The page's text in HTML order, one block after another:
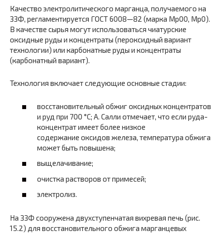
Качество электролитического марганца, получаемого на
ЗЗФ, регламентируется ГОСТ 6008—82 (марка Мр00, Мр0).
В качестве сырья могут использоваться чиатурские
оксидные руды и концентраты (пероксидный вариант
технологии) или карбонатные руды и концентраты
(карбонатный вариант).
Технология включает следующие основные стадии:
восстановительный обжиг оксидных концентратов
и руд при 700 °С; А. Салли отмечает, что если руда-
концентрат имеет более низкое
содержание оксидов железа, температура обжига
может быть повышена;
выщелачивание;
очистка растворов от примесей;
электролиз.
На ЗЗФ сооружена двухступенчатая вихревая печь (рис.
15.2) для восстановительного обжига марганцевых